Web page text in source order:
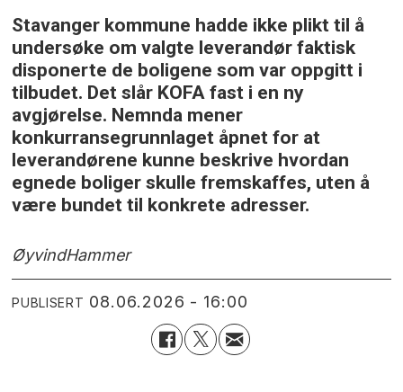
Stavanger kommune hadde ikke plikt til å
undersøke om valgte leverandør faktisk
disponerte de boligene som var oppgitt i
tilbudet. Det slår KOFA fast i en ny
avgjørelse. Nemnda mener
konkurransegrunnlaget åpnet for at
leverandørene kunne beskrive hvordan
egnede boliger skulle fremskaffes, uten å
være bundet til konkrete adresser.
ØyvindHammer
PUBLISERT 08.06.2026 - 16:00